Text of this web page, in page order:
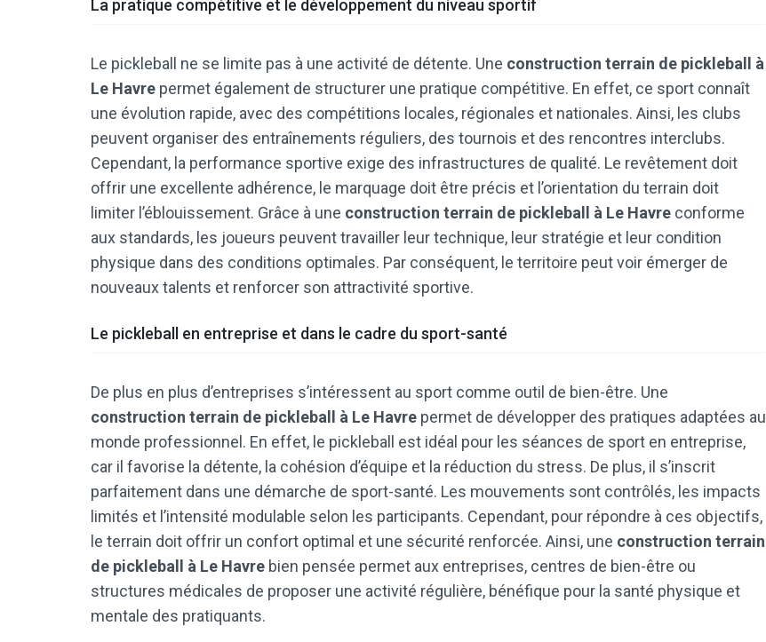
La pratique compétitive et le développement du niveau sportif
Le pickleball ne se limite pas à une activité de détente. Une construction terrain de pickleball à
Le Havre permet également de structurer une pratique compétitive. En effet, ce sport connaît
une évolution rapide, avec des compétitions locales, régionales et nationales. Ainsi, les clubs
peuvent organiser des entraînements réguliers, des tournois et des rencontres interclubs.
Cependant, la performance sportive exige des infrastructures de qualité. Le revêtement doit
offrir une excellente adhérence, le marquage doit être précis et l’orientation du terrain doit
limiter l’éblouissement. Grâce à une construction terrain de pickleball à Le Havre conforme
aux standards, les joueurs peuvent travailler leur technique, leur stratégie et leur condition
physique dans des conditions optimales. Par conséquent, le territoire peut voir émerger de
nouveaux talents et renforcer son attractivité sportive.
Le pickleball en entreprise et dans le cadre du sport-santé
De plus en plus d’entreprises s’intéressent au sport comme outil de bien-être. Une
construction terrain de pickleball à Le Havre permet de développer des pratiques adaptées au
monde professionnel. En effet, le pickleball est idéal pour les séances de sport en entreprise,
car il favorise la détente, la cohésion d’équipe et la réduction du stress. De plus, il s’inscrit
parfaitement dans une démarche de sport-santé. Les mouvements sont contrôlés, les impacts
limités et l’intensité modulable selon les participants. Cependant, pour répondre à ces objectifs,
le terrain doit offrir un confort optimal et une sécurité renforcée. Ainsi, une construction terrain
de pickleball à Le Havre bien pensée permet aux entreprises, centres de bien-être ou
structures médicales de proposer une activité régulière, bénéfique pour la santé physique et
mentale des pratiquants.